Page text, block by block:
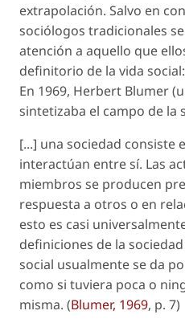
extrapolación. Salvo en
sociólogos tradicionales
atención a aquello que
definitorio de la vida
En 1969, Herbert Blumer
sintetizaba el campo de la
[...] una sociedad consiste
interactúan entre sí. Las
miembros se producen
respuesta a otros o en
esto es casi
definiciones de la
social usualmente se da
como si tuviera poca o
misma. (Blumer, 1969, p. 7)